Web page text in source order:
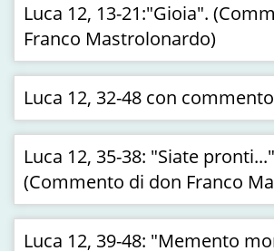
Luca 12, 13-21:"Gioia".
Franco Mastrolonardo)
Luca 12, 32-48 con commento
Luca 12, 35-38: "Siate
(Commento di don Franco
Luca 12, 39-48: "Memento